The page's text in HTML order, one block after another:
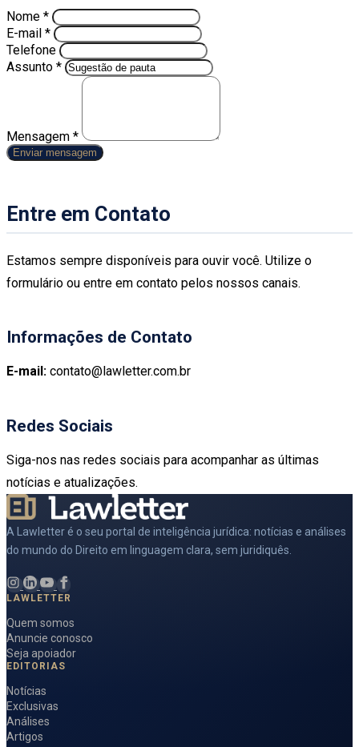
Nome *
E-mail *
Telefone
Assunto *
Mensagem *
Enviar mensagem
Entre em Contato
Estamos sempre disponíveis para ouvir você. Utilize o
formulário ou entre em contato pelos nossos canais.
Informações de Contato
E-mail: contato@lawletter.com.br
Redes Sociais
Siga-nos nas redes sociais para acompanhar as últimas
notícias e atualizações.
A Lawletter é o seu portal de inteligência jurídica: notícias e análises
do mundo do Direito em linguagem clara, sem juridiquês.
LAWLETTER
Quem somos
Anuncie conosco
Seja apoiador
EDITORIAS
Notícias
Exclusivas
Análises
Artigos